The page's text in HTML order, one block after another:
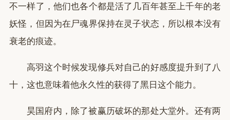
不一样了，他们也各个都是活了几百年甚至上千年的老
妖怪，但因为在尸魂界保持在灵子状态，所以根本没有
衰老的痕迹。
高羽这个时候发现修兵对自己的好感度提升到了八
十，这也意味着他永久性的获得了黑日这个能力。
昊国府内，除了被赢历破坏的那处大堂外。还有两